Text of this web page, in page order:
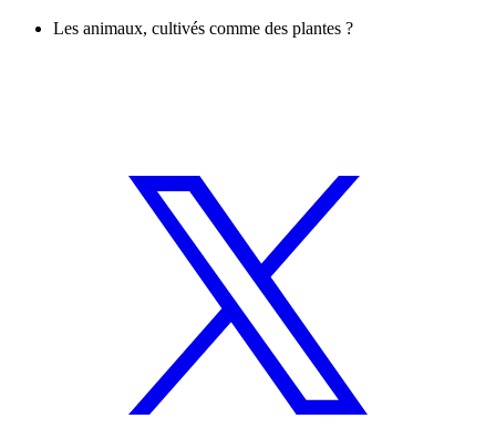
Les animaux, cultivés comme des plantes ?